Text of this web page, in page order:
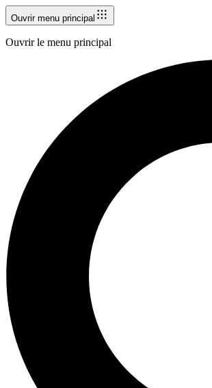
Ouvrir menu principal
Ouvrir le menu principal